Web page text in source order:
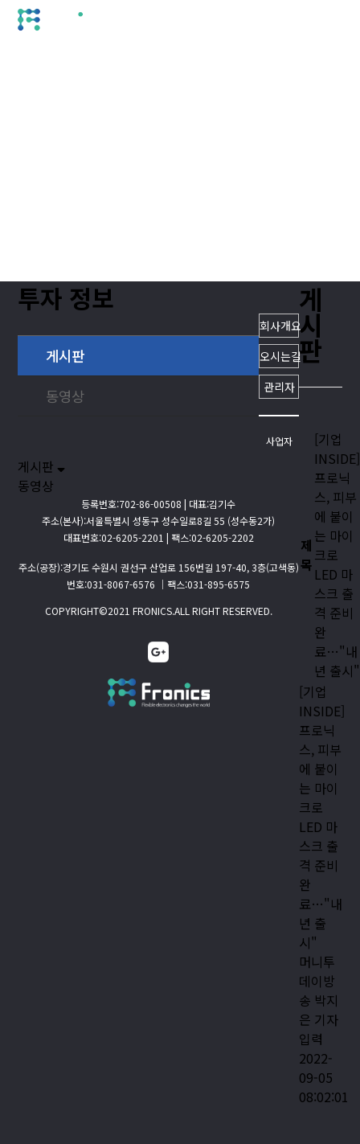
site map
보이스센서 특허
마이크로LED 특허
인증
게시판
온라인 문의
팩스:02-
주소(공장):
수원시 권
156번길
번호:031-
투자 정보
게시판
동영상
게시판
동영상
게
시
판
제
목
[기업
INSIDE]
프로닉
스, 피부
에 붙이
는 마이
크로
LED 마
스크 출
격 준비
완
료…"내
년 출시"
[기업
INSIDE]
프로닉
스, 피부
에 붙이
는 마이
크로
LED 마
스크 출
격 준비
완
료…"내
년 출
시"
머니투
데이방
송 박지
은 기자
입력
2022-
09-05
08:02:01
회사개요
오시는길
관리자
사업자
등록번호:702-86-00508 | 대표:김기수
주소(본사):서울특별시 성동구 성수일로8길 55 (성수동2가)
대표번호:02-6205-2201 | 팩스:02-6205-2202
주소(공장):경기도 수원시 권선구 산업로 156번길 197-40, 3층(고색동)
번호:031-8067-6576 │팩스:031-895-6575
COPYRIGHT©2021 FRONICS.ALL RIGHT RESERVED.